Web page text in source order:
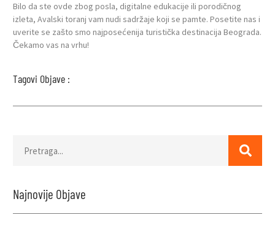
Bilo da ste ovde zbog posla, digitalne edukacije ili porodičnog
izleta, Avalski toranj vam nudi sadržaje koji se pamte. Posetite nas i
uverite se zašto smo najposećenija turistička destinacija Beograda.
Čekamo vas na vrhu!
Tagovi Objave :
Najnovije Objave